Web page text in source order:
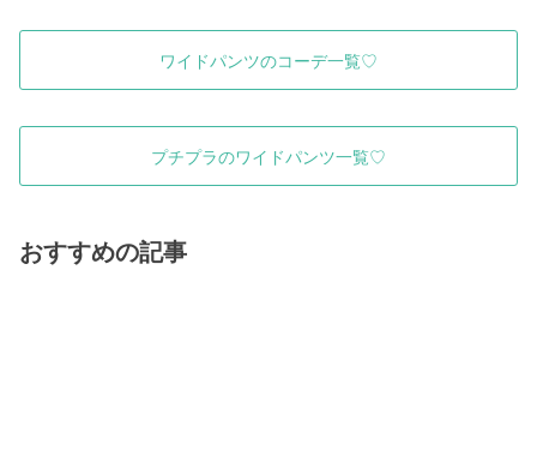
ワイドパンツのコーデ一覧♡
プチプラのワイドパンツ一覧♡
おすすめの記事